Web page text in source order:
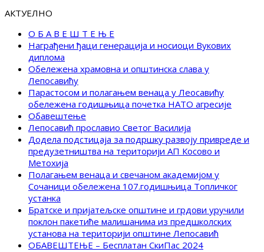
АКТУЕЛНО
О Б А В Е Ш Т Е Њ Е
Награђени ђаци генерација и носиоци Вукових
диплома
Обележена храмовна и општинска слава у
Лепосавићу
Парастосом и полагањем венаца у Леосавићу
обележена годишњица почетка НАТО агресије
Обавештење
Лепосавић прославио Светог Василија
Додела подстицаја за подршку развоју привреде и
предузетништва на територији АП Косово и
Метохија
Полагањем венаца и свечаном академијом у
Сочаници обележена 107.годишњица Топличког
устанка
Братске и пријатељске општине и грдови уручили
поклон пакетиће малишанима из предшколских
установа на територији општине Лепосавић
ОБАВЕШТЕЊЕ – Бесплатан СкиПас 2024